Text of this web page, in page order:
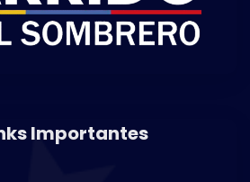
Importantes